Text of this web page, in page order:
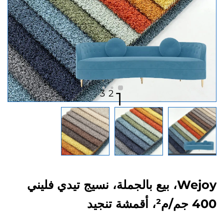
1
2
3
Wejoy، بيع بالجملة، نسيج تيدي فليني
400 جم/م²، أقمشة تنجيد